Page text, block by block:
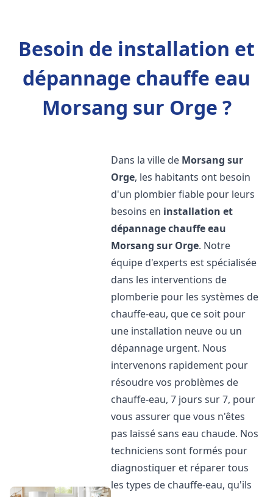
Besoin de installation et
dépannage chauffe eau
Morsang sur Orge ?
Dans la ville de Morsang sur
Orge, les habitants ont besoin
d'un plombier fiable pour leurs
besoins en installation et
dépannage chauffe eau
Morsang sur Orge. Notre
équipe d'experts est spécialisée
dans les interventions de
plomberie pour les systèmes de
chauffe-eau, que ce soit pour
une installation neuve ou un
dépannage urgent. Nous
intervenons rapidement pour
résoudre vos problèmes de
chauffe-eau, 7 jours sur 7, pour
vous assurer que vous n'êtes
pas laissé sans eau chaude. Nos
techniciens sont formés pour
diagnostiquer et réparer tous
les types de chauffe-eau, qu'ils